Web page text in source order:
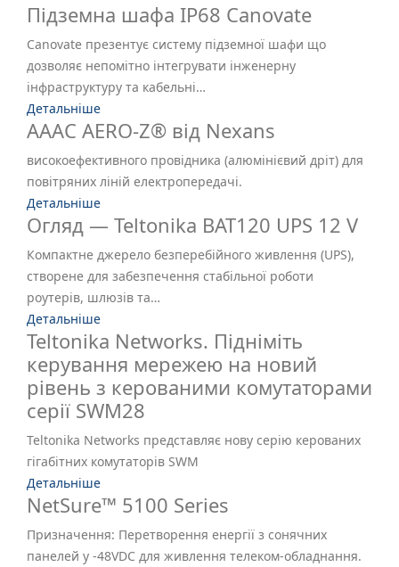
Підземна шафа IP68 Canovate
Canovate презентує систему підземної шафи що
дозволяє непомітно інтегрувати інженерну
інфраструктуру та кабельні…
Детальніше
AAAC AERO-Z® від Nexans
високоефективного провідника (алюмінієвий дріт) для
повітряних ліній електропередачі.
Детальніше
Огляд — Teltonika BAT120 UPS 12 V
Компактне джерело безперебійного живлення (UPS),
створене для забезпечення стабільної роботи
роутерів, шлюзів та…
Детальніше
Teltonika Networks. Підніміть
керування мережею на новий
рівень з керованими комутаторами
серії SWM28
Teltonika Networks представляє нову серію керованих
гігабітних комутаторів SWM
Детальніше
NetSure™ 5100 Series
Призначення: Перетворення енергії з сонячних
панелей у -48VDC для живлення телеком-обладнання.